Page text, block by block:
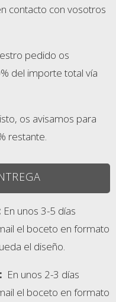
contacto con vosotros
pedido os
del importe total vía
os avisamos para
restante.
En unos 3-5 días
el boceto en formato
el diseño.
En unos 2-3 días
el boceto en formato